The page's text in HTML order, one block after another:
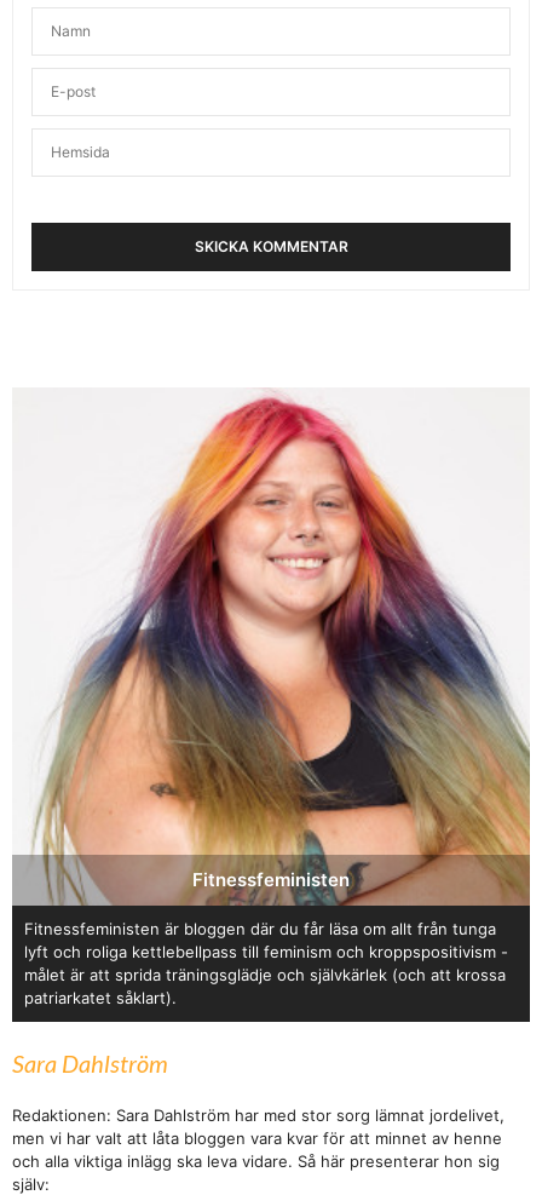
Fitnessfeministen
Fitnessfeministen är bloggen där du får läsa om allt från tunga
lyft och roliga kettlebellpass till feminism och kroppspositivism -
målet är att sprida träningsglädje och självkärlek (och att krossa
patriarkatet såklart).
Sara Dahlström
Redaktionen: Sara Dahlström har med stor sorg lämnat jordelivet,
men vi har valt att låta bloggen vara kvar för att minnet av henne
och alla viktiga inlägg ska leva vidare. Så här presenterar hon sig
själv: